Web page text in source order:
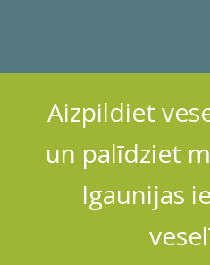
Aizpildiet
un palīdziet
Igaunijas